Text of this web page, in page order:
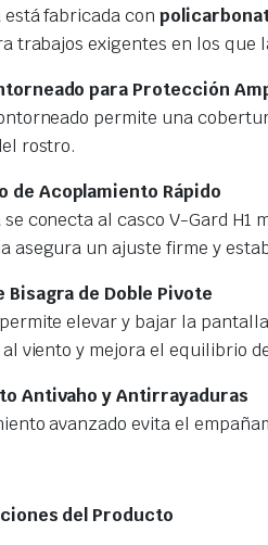
está fabricada con
trabajos exigentes en los que
para Protección
permite una
rostro.
de Acoplamiento Rápido
conecta al casco V-Gard H1
asegura un ajuste firme y
Bisagra de Doble Pivote
elevar y bajar la
viento y mejora el equilibrio
Antivaho y Antirrayaduras
avanzado evita el
del Producto